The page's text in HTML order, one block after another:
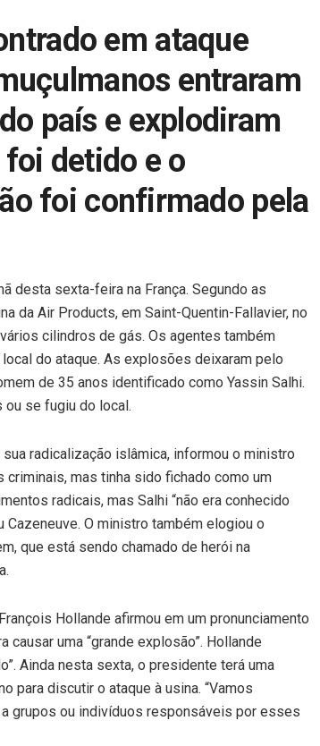
em ataque
entraram
país e explodiram
detido e o
foi confirmado pela
desta sexta-feira na França. Segundo as
da Air Products, em Saint-Quentin-Fallavier, no
cilindros de gás. Os agentes também
do ataque. As explosões deixaram pelo
de 35 anos identificado como Yassin Salhi.
se fugiu do local.
radicalização islâmica, informou o ministro
criminais, mas tinha sido fichado como um
radicais, mas Salhi “não era conhecido
O ministro também elogiou o
que está sendo chamado de herói na
Hollande afirmou em um pronunciamento
causar uma “grande explosão”. Hollande
Ainda nesta sexta, o presidente terá uma
para discutir o ataque à usina. “Vamos
grupos ou indivíduos responsáveis por esses